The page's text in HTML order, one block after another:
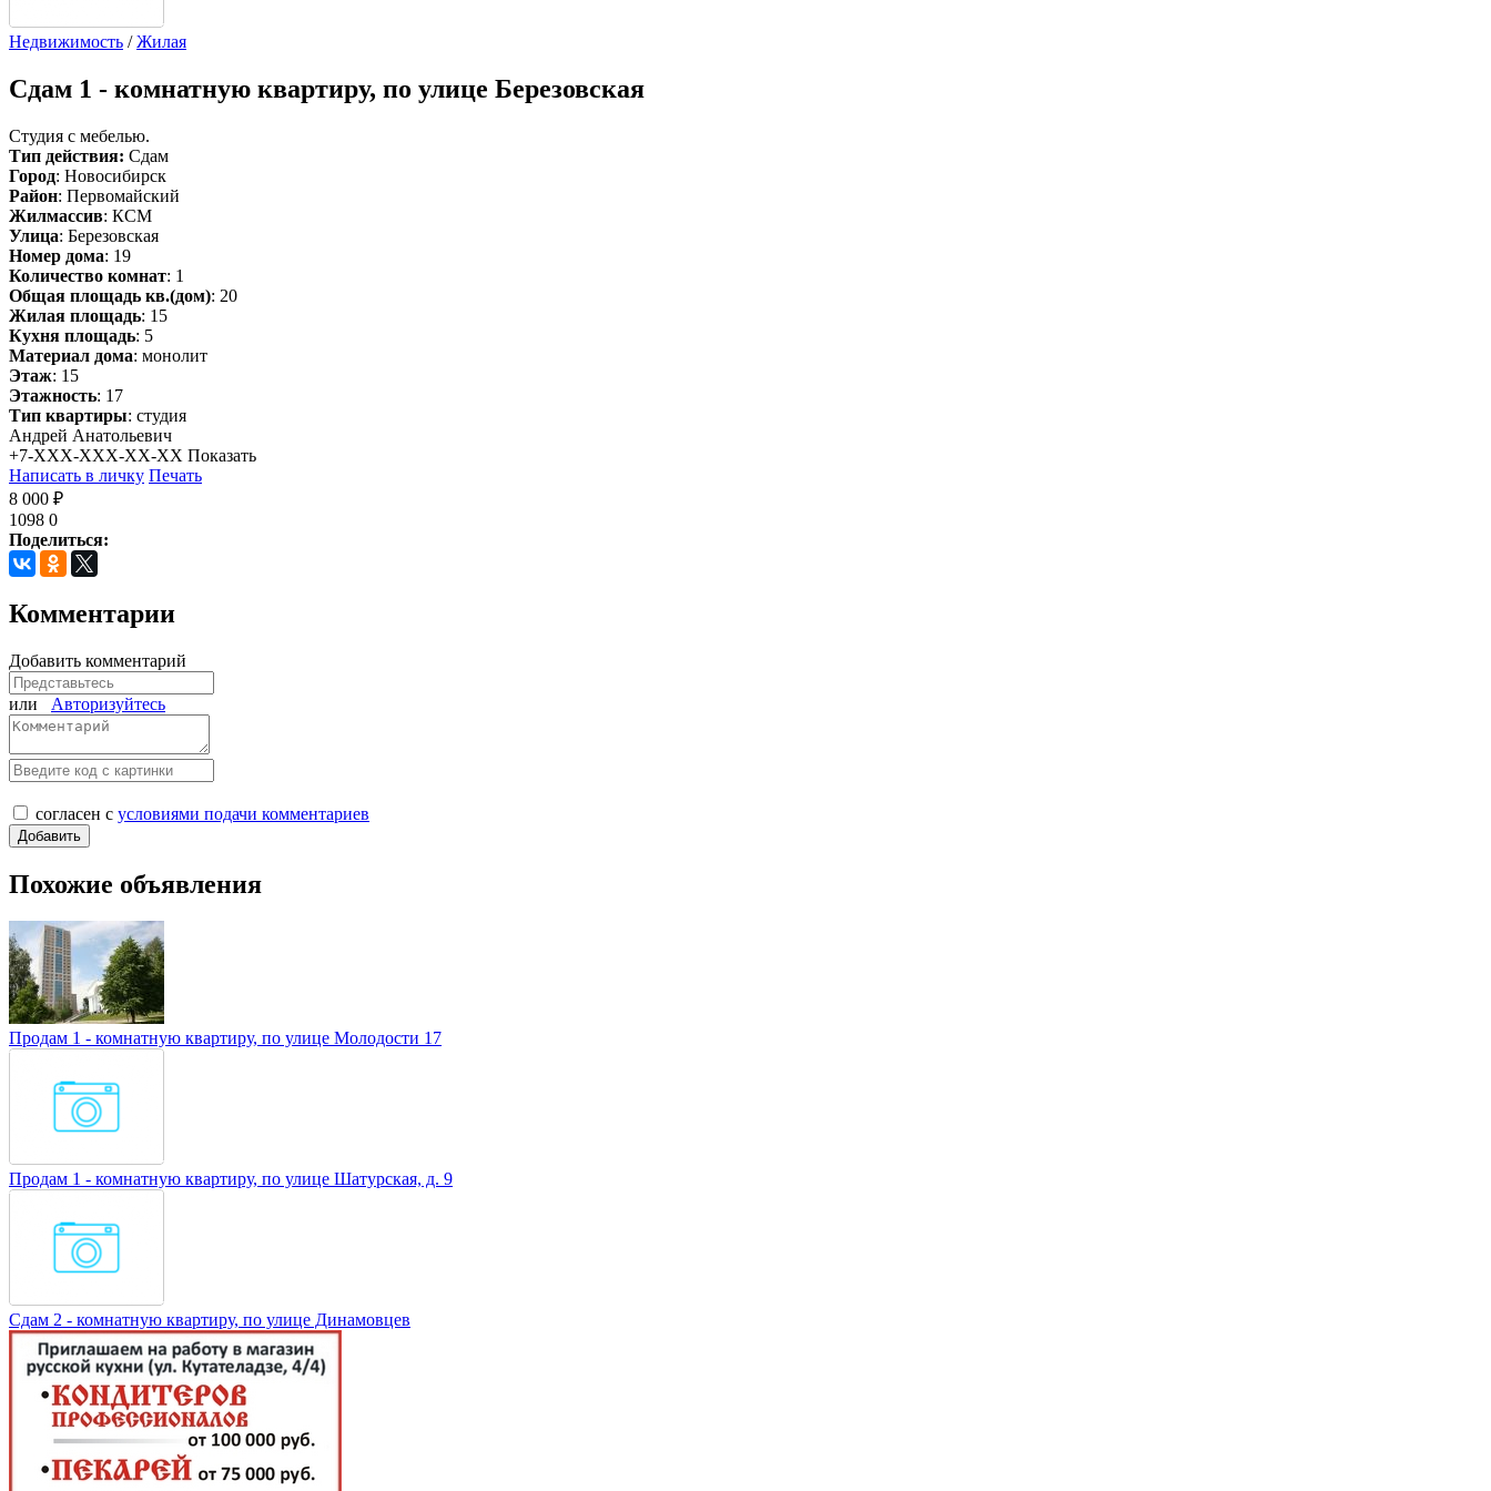
Недвижимость /Жилая
Сдам 1 - комнатную квартиру, по улице Березовская
Студия с мебелью.
Тип действия: Сдам
Город: Новосибирск
Район: Первомайский
Жилмассив: КСМ
Улица: Березовская
Номер дома: 19
Количество комнат: 1
Общая площадь кв.(дом): 20
Жилая площадь: 15
Кухня площадь: 5
Материал дома: монолит
Этаж: 15
Этажность: 17
Тип квартиры: студия
Андрей Анатольевич
+7-XXX-XXX-XX-XX Показать
Написать в личку Печать
8 000 ₽
1098 0
Поделиться:
Комментарии
Добавить комментарий
или Авторизуйтесь
согласен с условиями подачи комментариев
Похожие объявления
Продам 1 - комнатную квартиру, по улице Молодости 17
Продам 1 - комнатную квартиру, по улице Шатурская, д. 9
Сдам 2 - комнатную квартиру, по улице Динамовцев